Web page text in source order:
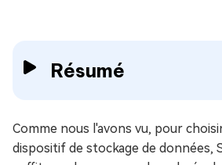
Résumé
Comme nous l'avons vu, pour
dispositif de stockage de données,